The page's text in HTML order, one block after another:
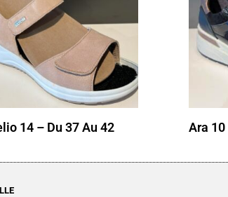
14 – Du 37 Au 42 Ara 10